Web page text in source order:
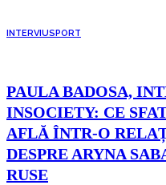
INTERVIUSPORT
PAULA BADOSA,
INSOCIETY: CE
AFLĂ ÎNTR-O
DESPRE ARYNA
RUSE